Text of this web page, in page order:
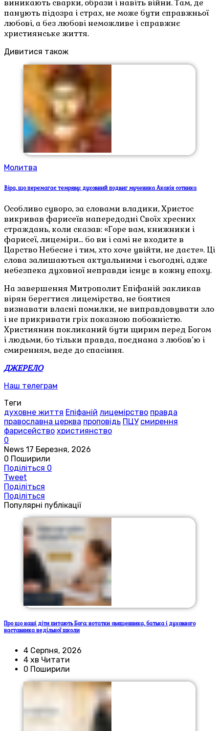
виникають сварки, образи і навіть війни. Там, де
панують підозра і страх, не може бути справжньої
любові, а без любові неможливе і справжнє
християнське життя.
Дивитися також
Молитва
Віра, що перемагає темряву: духовний подвиг мученика Акакія сотника
Особливо суворо, за словами владики, Христос
викривав фарисеїв напередодні Своїх хресних
страждань, коли сказав: «Горе вам, книжники і
фарисеї, лицеміри… бо ви і самі не входите в
Царство Небесне і тим, хто хоче увійти, не даєте». Ці
слова залишаються актуальними і сьогодні, адже
небезпека духовної неправди існує в кожну епоху.
На завершення Митрополит Епіфаній закликав
вірян берегтися лицемірства, не боятися
визнавати власні помилки, не виправдовувати зло
і не прикривати гріх показною побожністю.
Християнин покликаний бути щирим перед Богом
і людьми, бо тільки правда, поєднана з любов’ю і
смиренням, веде до спасіння.
ДЖЕРЕЛО
Наш телеграм
Теги
духовне життя Епіфаній лицемірство правда
православна церква проповідь ПЦУ смирення
фарисейство християнство
0
News 17 Березня, 2026
0 Поширили
Поділіться 0
Tweet
Поділіться
Поділіться
Популярні публікації
Про що наші діти питають Бога: нотатки священника, батька і духовного
наставника недільної школи
4 Серпня, 2026
4 хв Читати
0 Поширили